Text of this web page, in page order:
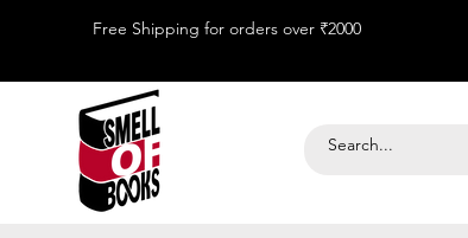
Free Shipping for orders over ₹2000